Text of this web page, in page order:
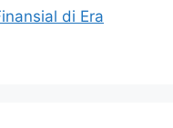
di Era